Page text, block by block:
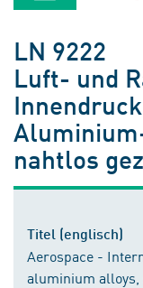
LN 9222
Luft- und
nahtlos
Titel (englisch)
Aerospace -
aluminium alloys,